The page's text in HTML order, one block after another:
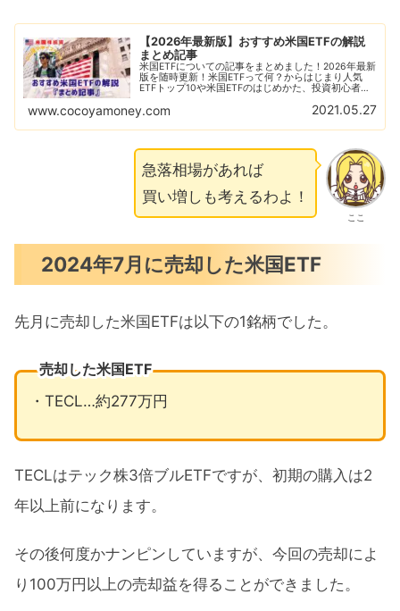
【2026年最新版】おすすめ米国ETFの解説
まとめ記事
米国ETFについての記事をまとめました！2026年最新
版を随時更新！米国ETFって何？からはじまり人気
ETFトップ10や米国ETFのはじめかた、投資初心者に
比較解説も随時更新！
www.cocoyamoney.com 2021.05.27
ここ
急落相場があれば
買い増しも考えるわよ！
2024年7月に売却した米国ETF
先月に売却した米国ETFは以下の1銘柄でした。
売却した米国ETF
・TECL…約277万円
TECLはテック株3倍ブルETFですが、初期の購入は2
年以上前になります。
その後何度かナンピンしていますが、今回の売却によ
り100万円以上の売却益を得ることができました。